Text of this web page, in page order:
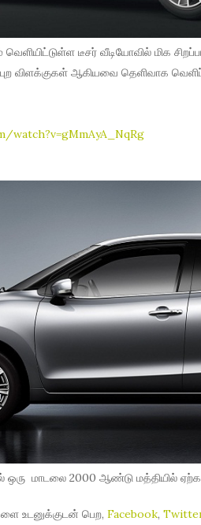
வெளியிட்டுள்ள டீசர் வீடியோவில் மிக
விளக்குகள் ஆகியவை தெளிவாக
watch?v=gMmAyA_NqRg
மாடலை 2000 ஆண்டு மத்தியில்
உடனுக்குடன் பெற,Facebook,